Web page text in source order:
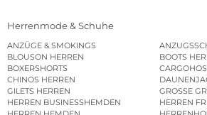
Herrenmode & Schuhe
ANZÜGE & SMOKINGS
BLOUSON HERREN
BOOTS
BOXERSHORTS
CHINOS HERREN
GILETS HERREN
GROSSE
HERREN BUSINESSHEMDEN
HERREN